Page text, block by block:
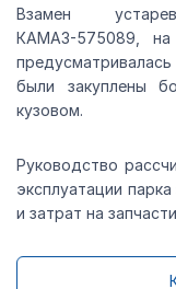
Взамен
КАМАЗ-575089, на
были закуплены
кузовом.
Руководство
эксплуатации
и затрат на